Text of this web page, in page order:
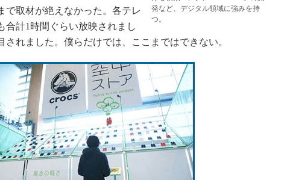
発など、デジタル領域に強みを持
つ。
で取材が絶えなかった。各テレ
合計1時間ぐらい放映されまし
されました。僕らだけでは、ここまではできない。